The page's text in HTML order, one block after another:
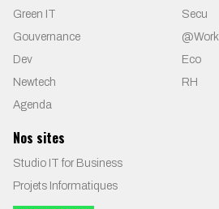
Green IT
Secu
Gouvernance
@Work
Dev
Eco
Newtech
RH
Agenda
Nos sites
Studio IT for Business
Projets Informatiques